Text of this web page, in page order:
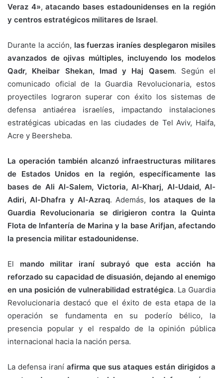
Veraz 4»,atacando bases estadounidenses en la región
y centros estratégicos militares de Israel.
Durante la acción, las fuerzas iraníes desplegaron misiles
avanzados de ojivas múltiples, incluyendo los modelos
Qadr, Kheibar Shekan, Imad y Haj Qasem. Según el
comunicado oficial de la Guardia Revolucionaria, estos
proyectiles lograron superar con éxito los sistemas de
defensa antiaérea israelíes, impactando instalaciones
estratégicas ubicadas en las ciudades de Tel Aviv, Haifa,
Acre y Beersheba.
La operación también alcanzó infraestructuras militares
de Estados Unidos en la región, específicamente las
bases de Ali Al-Salem, Victoria, Al-Kharj, Al-Udaid, Al-
Adiri, Al-Dhafra y Al-Azraq. Además, los ataques de la
Guardia Revolucionaria se dirigieron contra la Quinta
Flota de Infantería de Marina y la base Arifjan, afectando
la presencia militar estadounidense.
El mando militar iraní subrayó que esta acción ha
reforzado su capacidad de disuasión, dejando al enemigo
en una posición de vulnerabilidad estratégica. La Guardia
Revolucionaria destacó que el éxito de esta etapa de la
operación se fundamenta en su poderío bélico, la
presencia popular y el respaldo de la opinión pública
internacional hacia la nación persa.
La defensa iraní afirma que sus ataques están dirigidos a